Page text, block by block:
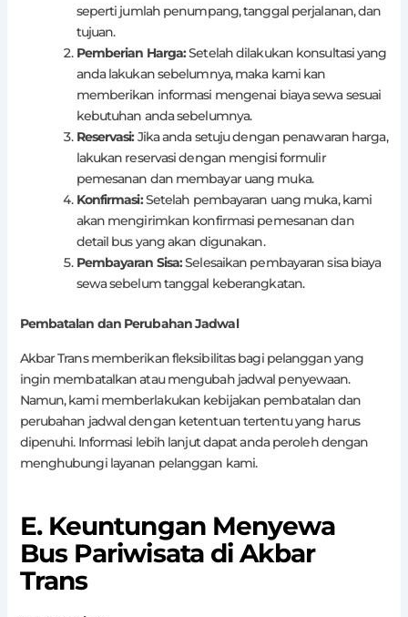
seperti jumlah penumpang, tanggal perjalanan, dan
tujuan.
Pemberian Harga:Setelah dilakukan konsultasi yang
anda lakukan sebelumnya, maka kami kan
memberikan informasi mengenai biaya sewa sesuai
kebutuhan anda sebelumnya.
Reservasi:Jika anda setuju dengan penawaran harga,
lakukan reservasi dengan mengisi formulir
pemesanan dan membayar uang muka.
Konfirmasi:Setelah pembayaran uang muka, kami
akan mengirimkan konfirmasi pemesanan dan
detail bus yang akan digunakan.
Pembayaran Sisa:Selesaikan pembayaran sisa biaya
sewa sebelum tanggal keberangkatan.
Pembatalan dan Perubahan Jadwal
Akbar Trans memberikan fleksibilitas bagi pelanggan yang
ingin membatalkan atau mengubah jadwal penyewaan.
Namun, kami memberlakukan kebijakan pembatalan dan
perubahan jadwal dengan ketentuan tertentu yang harus
dipenuhi. Informasi lebih lanjut dapat anda peroleh dengan
menghubungi layanan pelanggan kami.
E. Keuntungan Menyewa
Bus Pariwisata di Akbar
Trans